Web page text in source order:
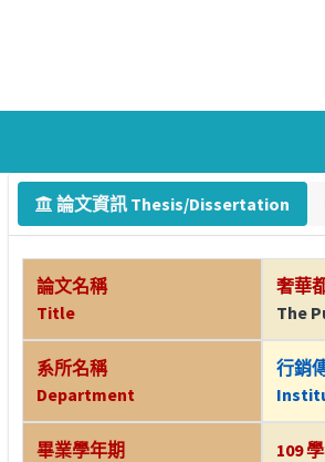
論文資訊 Thesis/Dissertation
論文名稱
Title
奢華
The
系所名稱
Department
行銷
畢業學年期
109